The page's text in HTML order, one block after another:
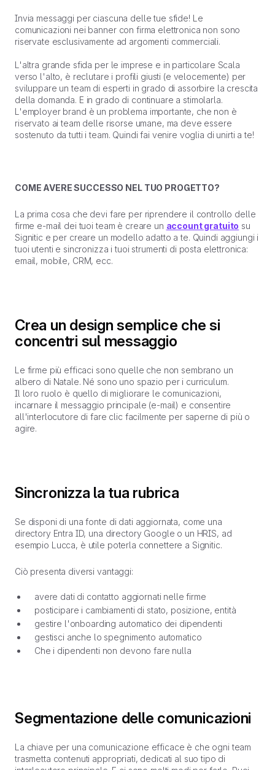
Invia messaggi per ciascuna delle tue sfide! Le
comunicazioni nei banner con firma elettronica non sono
riservate esclusivamente ad argomenti commerciali.
L'altra grande sfida per le imprese e in particolare Scala
verso l'alto, è reclutare i profili giusti (e velocemente) per
sviluppare un team di esperti in grado di assorbire la crescita
della domanda. E in grado di continuare a stimolarla.
L'employer brand è un problema importante, che non è
riservato ai team delle risorse umane, ma deve essere
sostenuto da tutti i team. Quindi fai venire voglia di unirti a te!
COME AVERE SUCCESSO NEL TUO PROGETTO?
La prima cosa che devi fare per riprendere il controllo delle
firme e-mail dei tuoi team è creare un account gratuito su
Signitic e per creare un modello adatto a te. Quindi aggiungi i
tuoi utenti e sincronizza i tuoi strumenti di posta elettronica:
email, mobile, CRM, ecc.
Crea un design semplice che si
concentri sul messaggio
Le firme più efficaci sono quelle che non sembrano un
albero di Natale. Né sono uno spazio per i curriculum.
Il loro ruolo è quello di migliorare le comunicazioni,
incarnare il messaggio principale (e-mail) e consentire
all'interlocutore di fare clic facilmente per saperne di più o
agire.
Sincronizza la tua rubrica
Se disponi di una fonte di dati aggiornata, come una
directory Entra ID, una directory Google o un HRIS, ad
esempio Lucca, è utile poterla connettere a Signitic.
Ciò presenta diversi vantaggi:
avere dati di contatto aggiornati nelle firme
posticipare i cambiamenti di stato, posizione, entità
gestire l'onboarding automatico dei dipendenti
gestisci anche lo spegnimento automatico
Che i dipendenti non devono fare nulla
Segmentazione delle comunicazioni
La chiave per una comunicazione efficace è che ogni team
trasmetta contenuti appropriati, dedicati al suo tipo di